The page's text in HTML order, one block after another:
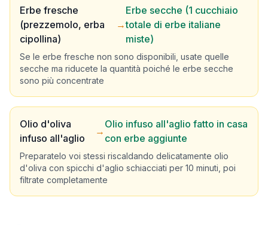
Erbe fresche
(prezzemolo, erba
cipollina)
→
Erbe secche (1 cucchiaio
totale di erbe italiane
miste)
Se le erbe fresche non sono disponibili, usate quelle
secche ma riducete la quantità poiché le erbe secche
sono più concentrate
Olio d'oliva
infuso all'aglio
→
Olio infuso all'aglio fatto in casa
con erbe aggiunte
Preparatelo voi stessi riscaldando delicatamente olio
d'oliva con spicchi d'aglio schiacciati per 10 minuti, poi
filtrate completamente